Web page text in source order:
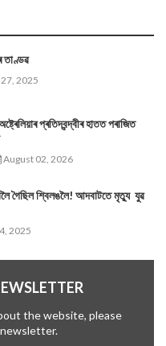
তাণ্ডৱ
2025
প্ৰতিদ্বন্দ্বীৰ হাতত পৰাজিত
August 02, 2026
গৈছিল শ্বিলঙলৈ! আদবাটতে মৃত্যু যুৱ
2025
the website, please